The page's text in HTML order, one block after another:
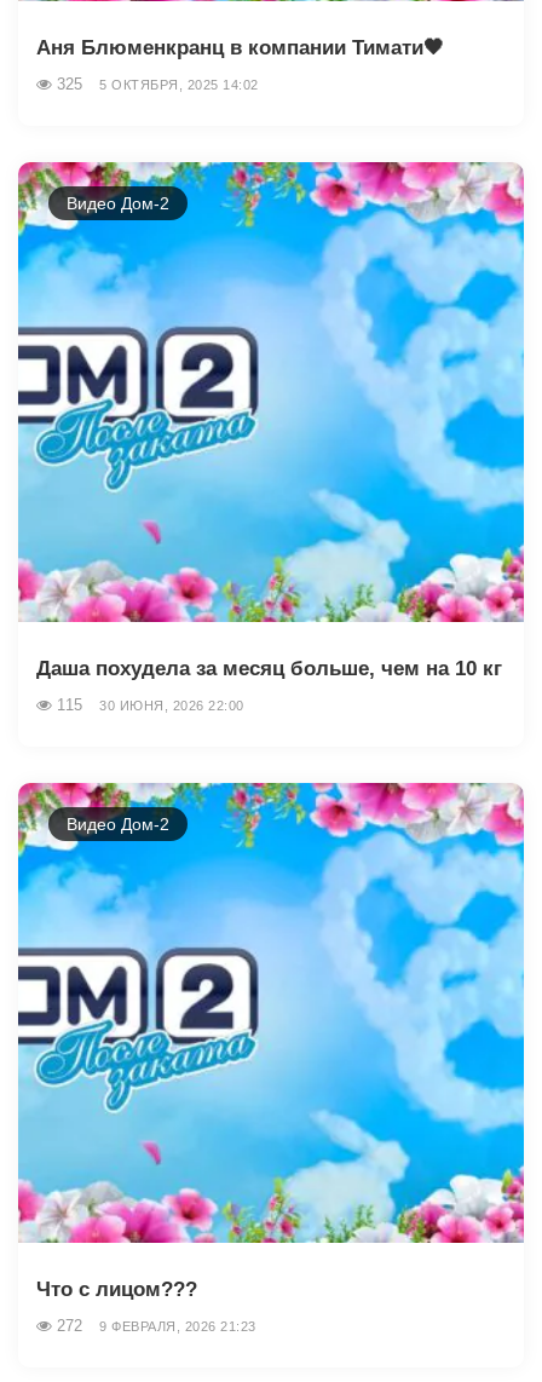
Аня Блюменкранц в компании Тимати🖤
325 5 ОКТЯБРЯ, 2025 14:02
Видео Дом-2
Даша похудела за месяц больше, чем на 10 кг
115 30 ИЮНЯ, 2026 22:00
Видео Дом-2
Что с лицом???
272 9 ФЕВРАЛЯ, 2026 21:23